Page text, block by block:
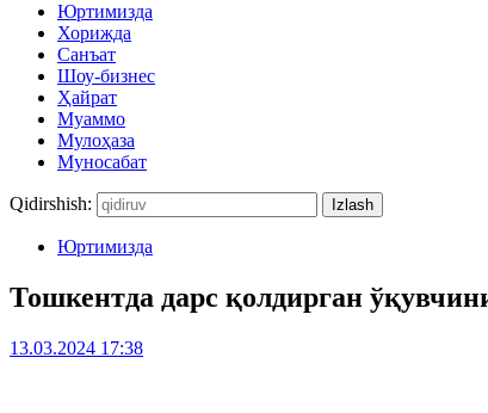
Юртимизда
Хорижда
Санъат
Шоу-бизнес
Ҳайрат
Муаммо
Мулоҳаза
Муносабат
Qidirshish:
Юртимизда
Тошкентда дарс қолдирган
13.03.2024 17:38